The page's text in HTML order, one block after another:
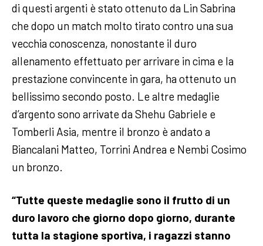
di questi argenti è stato ottenuto da Lin Sabrina
che dopo un match molto tirato contro una sua
vecchia conoscenza, nonostante il duro
allenamento effettuato per arrivare in cima e la
prestazione convincente in gara, ha ottenuto un
bellissimo secondo posto. Le altre medaglie
d’argento sono arrivate da Shehu Gabriele e
Tomberli Asia, mentre il bronzo è andato a
Biancalani Matteo, Torrini Andrea e Nembi Cosimo
un bronzo.
“Tutte queste medaglie sono il frutto di un
duro lavoro che giorno dopo giorno, durante
tutta la stagione sportiva, i ragazzi stanno